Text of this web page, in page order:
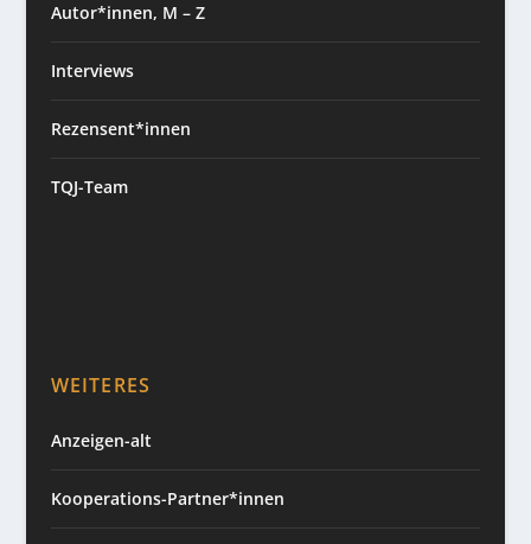
Autor*innen, M – Z
Interviews
Rezensent*innen
TQJ-Team
WEITERES
Anzeigen-alt
Kooperations-Partner*innen